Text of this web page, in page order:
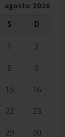
agosto 2026
S D
1
2
8
9
15
16
22
23
29 30